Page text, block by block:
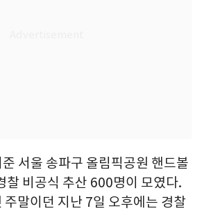
서울 송파구 올림픽공원 핸드볼
찰 비공식 추산 600명이 모였다.
주말이던 지난 7일 오후에는 경찰